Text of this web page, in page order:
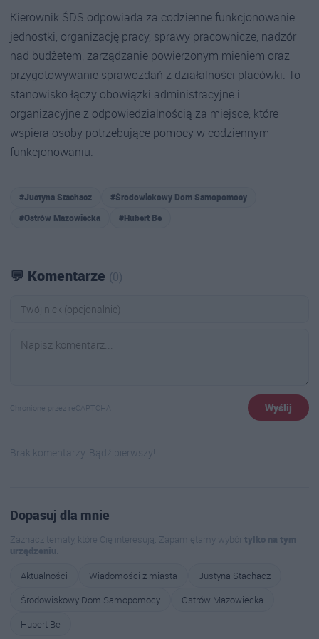
Kierownik ŚDS odpowiada za codzienne funkcjonowanie
jednostki, organizację pracy, sprawy pracownicze, nadzór
nad budżetem, zarządzanie powierzonym mieniem oraz
przygotowywanie sprawozdań z działalności placówki. To
stanowisko łączy obowiązki administracyjne i
organizacyjne z odpowiedzialnością za miejsce, które
wspiera osoby potrzebujące pomocy w codziennym
funkcjonowaniu.
#Justyna Stachacz
#Środowiskowy Dom Samopomocy
#Ostrów Mazowiecka
#Hubert Be
💬 Komentarze (0)
Chronione przez reCAPTCHA Wyślij
Brak komentarzy. Bądź pierwszy!
Dopasuj dla mnie
Zaznacz tematy, które Cię interesują. Zapamiętamy wybórtylko na tym
urządzeniu.
Aktualności
Wiadomości z miasta
Justyna Stachacz
Środowiskowy Dom Samopomocy
Ostrów Mazowiecka
Hubert Be